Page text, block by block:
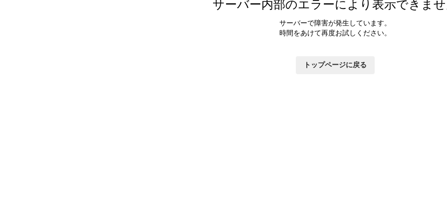
サーバー内部のエラーにより表示できま
サーバーで障害が発生しています。
時間をあけて再度お試しください。
トップページに戻る